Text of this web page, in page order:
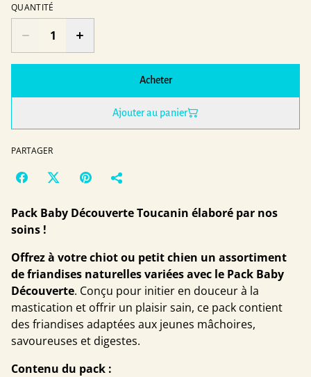
QUANTITÉ
Acheter
Ajouter au panier
PARTAGER
Pack Baby Découverte Toucanin élaboré par nos
soins !
Offrez à votre chiot ou petit chien un assortiment
de friandises naturelles variées avec le Pack Baby
Découverte. Conçu pour initier en douceur à la
mastication et offrir un plaisir sain, ce pack contient
des friandises adaptées aux jeunes mâchoires,
savoureuses et digestes.
Contenu du pack :